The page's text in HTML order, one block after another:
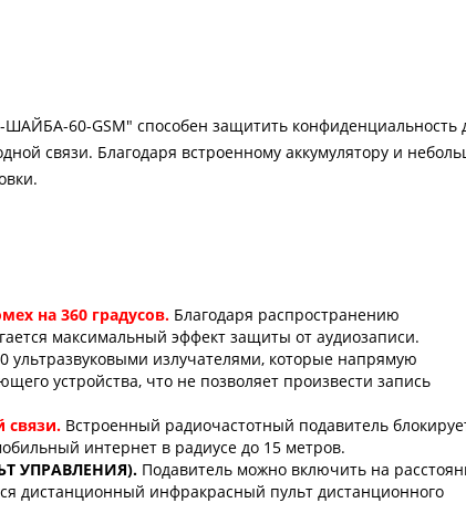
60-GSM" способен защитить конфиденциальность
связи. Благодаря встроенному аккумулятору и
на 360 градусов. Благодаря распространению
максимальный эффект защиты от аудиозаписи.
ультразвуковыми излучателями, которые напрямую
устройства, что не позволяет произвести запись
связи. Встроенный радиочастотный подавитель
интернет в радиусе до 15 метров.
УПРАВЛЕНИЯ). Подавитель можно включить на
дистанционный инфракрасный пульт дистанционного